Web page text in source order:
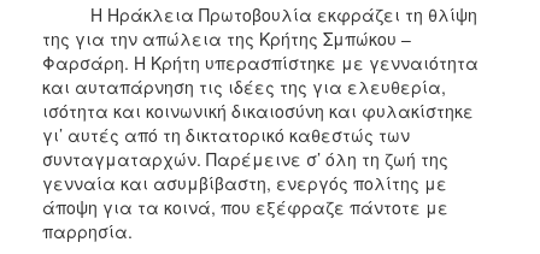
Η Ηράκλεια Πρωτοβουλία εκφράζει τη θλίψη
της για την απώλεια της Κρήτης Σμπώκου –
Φαρσάρη. Η Κρήτη υπερασπίστηκε με γενναιότητα
και αυταπάρνηση τις ιδέες της για ελευθερία,
ισότητα και κοινωνική δικαιοσύνη και φυλακίστηκε
γι’ αυτές από τη δικτατορικό καθεστώς των
συνταγματαρχών. Παρέμεινε σ’ όλη τη ζωή της
γενναία και ασυμβίβαστη, ενεργός πολίτης με
άποψη για τα κοινά, που εξέφραζε πάντοτε με
παρρησία.